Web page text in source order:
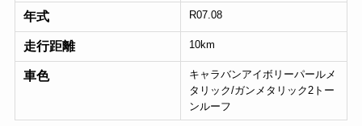
年式 R07.08
走行距離 10km
車色
キャラバンアイボリーパールメ
タリック/ガンメタリック2トー
ンルーフ